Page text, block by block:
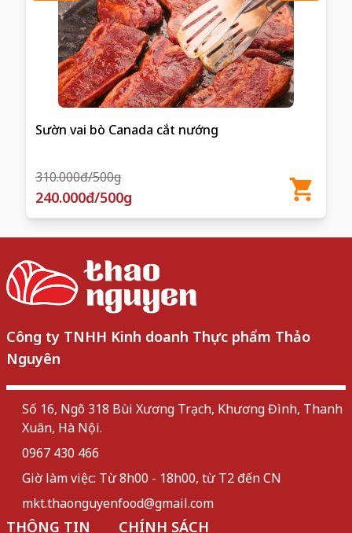
Sườn vai bò Canada cắt nướng
310.000đ/500g
240.000đ/500g
Công ty TNHH Kinh doanh Thực phẩm Thảo
Nguyên
Số 16, Ngõ 318 Bùi Xương Trạch, Khương Đình, Thanh
Xuân, Hà Nội.
0967 430 466
Giờ làm việc: Từ 8h00 - 18h00, từ T2 đến CN
mkt.thaonguyenfood@gmail.com
THÔNG TIN CHÍNH SÁCH